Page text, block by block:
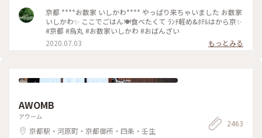
京都 ****お数家 いしかわ**** やっぱり来ちゃいました お数家
いしかわ✨ ここでごはん🍽️食べたくて ﾗﾝﾁ軽め&ﾎﾃﾙはから京✨
#京都 #烏丸 #お数家いしかわ #おばんざい
2020.07.03
もっとみる
AWOMB
アウーム
京都駅・河原町・京都御所・四条・壬生
2463